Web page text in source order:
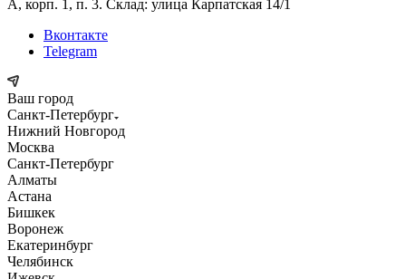
А, корп. 1, п. 3. Склад: улица Карпатская 14/1
Вконтакте
Telegram
Ваш город
Санкт-Петербург
Нижний Новгород
Москва
Санкт-Петербург
Алматы
Астана
Бишкек
Воронеж
Екатеринбург
Челябинск